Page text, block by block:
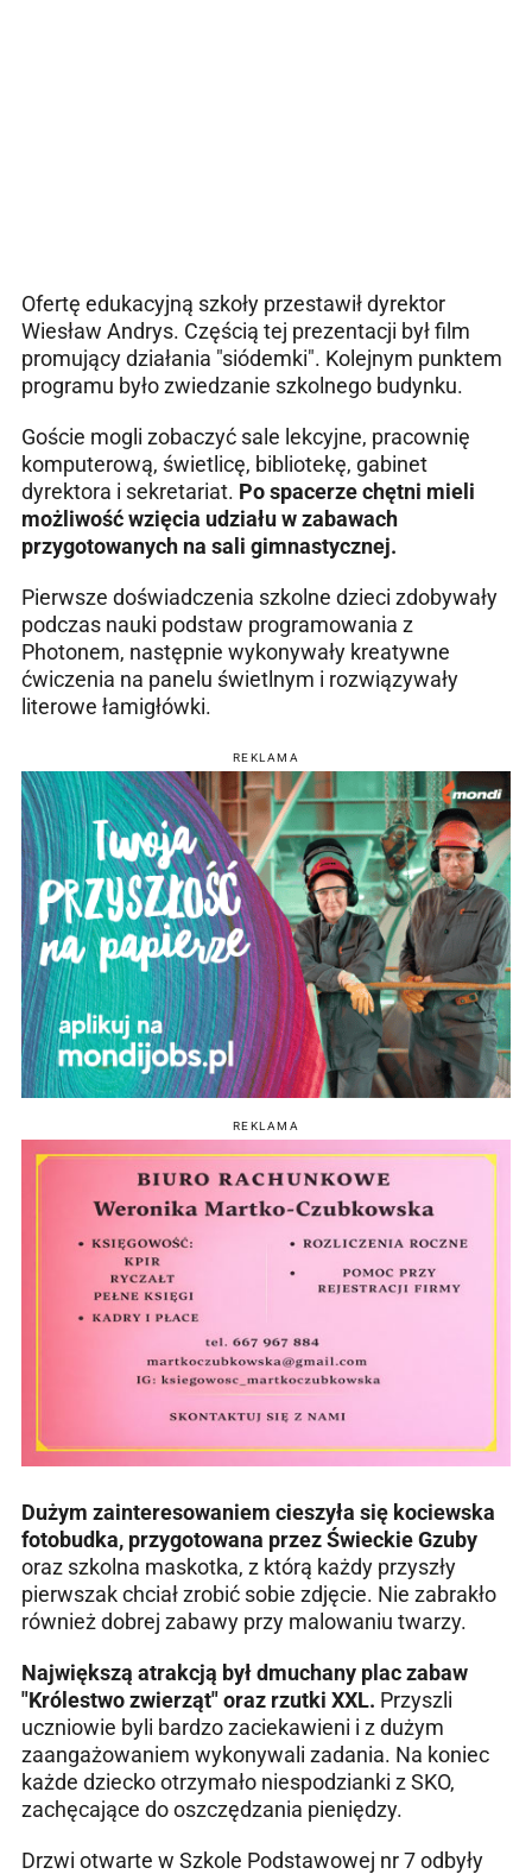
Ofertę edukacyjną szkoły przestawił dyrektor
Wiesław Andrys. Częścią tej prezentacji był film
promujący działania "siódemki". Kolejnym punktem
programu było zwiedzanie szkolnego budynku.
Goście mogli zobaczyć sale lekcyjne, pracownię
komputerową, świetlicę, bibliotekę, gabinet
dyrektora i sekretariat. Po spacerze chętni mieli
możliwość wzięcia udziału w zabawach
przygotowanych na sali gimnastycznej.
Pierwsze doświadczenia szkolne dzieci zdobywały
podczas nauki podstaw programowania z
Photonem, następnie wykonywały kreatywne
ćwiczenia na panelu świetlnym i rozwiązywały
literowe łamigłówki.
REKLAMA
REKLAMA
Dużym zainteresowaniem cieszyła się kociewska
fotobudka, przygotowana przez Świeckie Gzuby
oraz szkolna maskotka, z którą każdy przyszły
pierwszak chciał zrobić sobie zdjęcie. Nie zabrakło
również dobrej zabawy przy malowaniu twarzy.
Największą atrakcją był dmuchany plac zabaw
"Królestwo zwierząt" oraz rzutki XXL. Przyszli
uczniowie byli bardzo zaciekawieni i z dużym
zaangażowaniem wykonywali zadania. Na koniec
każde dziecko otrzymało niespodzianki z SKO,
zachęcające do oszczędzania pieniędzy.
Drzwi otwarte w Szkole Podstawowej nr 7 odbyły